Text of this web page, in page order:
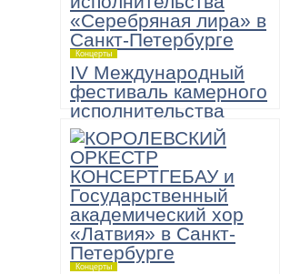
Концерты
IV Международный
фестиваль камерного
исполнительства
«Серебряная лира»
6 ноября,Большой зал академической
Филармонии имени Д.Шостаковича
«А теперь — Моцарт!» Музыкально-
комедийное шоу
Концерты